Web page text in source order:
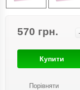
570 грн. -
Купити
Порівняти